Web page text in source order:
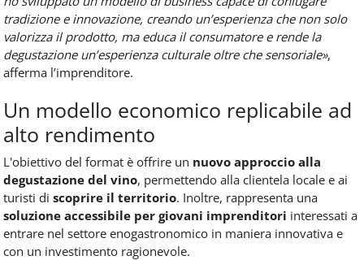
tradizione e innovazione, creando un’esperienza che non solo
valorizza il prodotto, ma educa il consumatore e rende la
degustazione un’esperienza culturale oltre che sensoriale»,
afferma l’imprenditore.
Un modello economico replicabile ad
alto rendimento
L'obiettivo del format è offrire un nuovo approccio alla
degustazione del vino, permettendo alla clientela locale e ai
turisti di scoprire il territorio. Inoltre, rappresenta una
soluzione accessibile per giovani imprenditori interessati a
entrare nel settore enogastronomico in maniera innovativa e
con un investimento ragionevole.